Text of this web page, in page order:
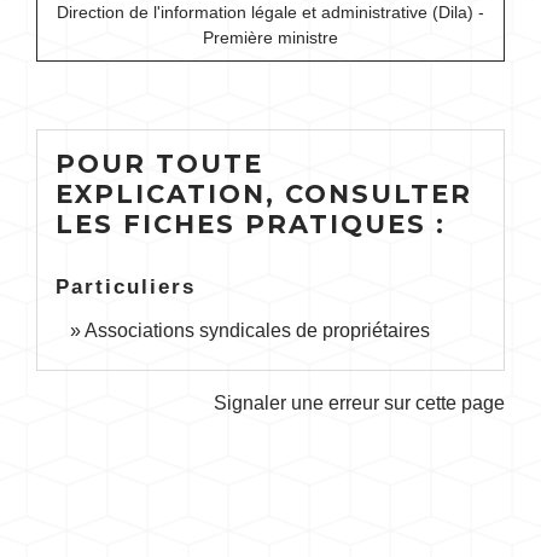
Direction de l'information légale et administrative (Dila) -
Première ministre
POUR TOUTE
EXPLICATION, CONSULTER
LES FICHES PRATIQUES :
Particuliers
Associations syndicales de propriétaires
Signaler une erreur sur cette page